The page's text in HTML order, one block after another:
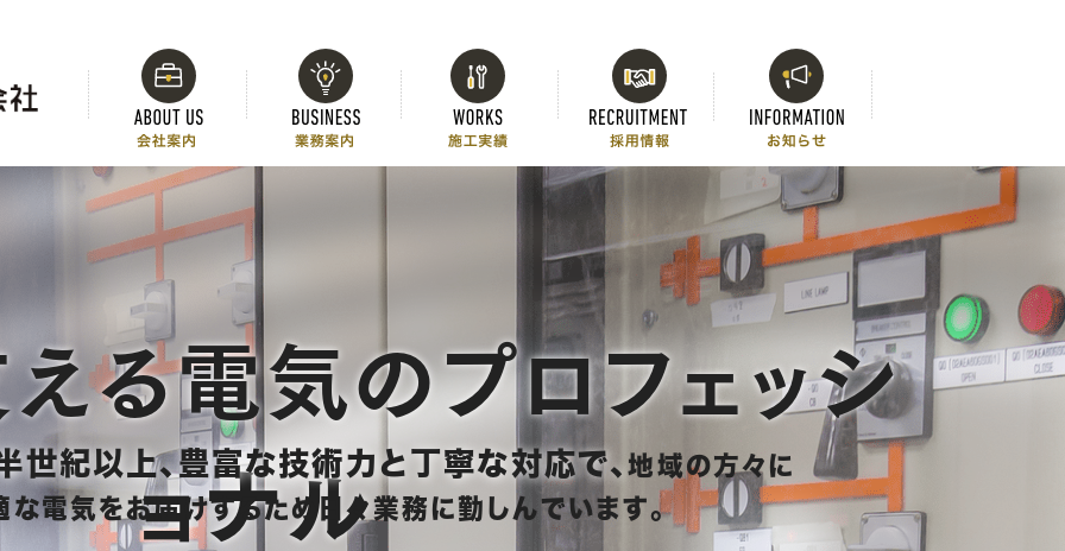
る電気のプロフェッシ
ョナル
世紀以上、豊富な技術力と丁寧な対応で、 地域の方々に
な電気をお届けするため日々業務に勤しんでいます。